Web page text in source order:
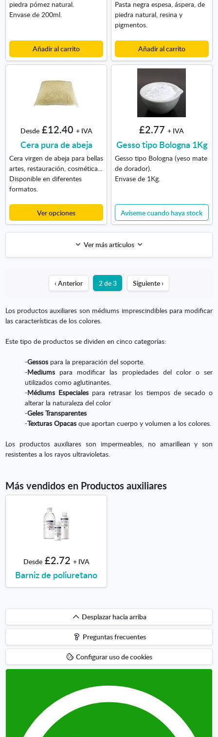
piedra pómez natural.
Envase de 200ml.
Añadir al carrito
Pasta negra espesa, áspera, de
piedra natural, resina y
pigmentos.
Añadir al carrito
Desde £12.40 + IVA
Cera pura de abeja
Cera virgen de abeja para bellas
artes, restauración, cosmética...
Disponible en diferentes
formatos.
Ver opciones
£2.77 + IVA
Gesso tipo Bologna 1Kg
Gesso tipo Bologna (yeso mate
de dorador).
Envase de 1Kg.
Avíseme cuando haya stock
Ver más artículos
‹ Anterior 2 de 3 Siguiente ›
Los productos auxiliares son médiums imprescindibles para modificar
las características de los colores.
Este tipo de productos se dividen en cinco categorías:
-Gessospara la preparación del soporte.
-Mediumspara modificar las propiedades del color o ser
utilizados como aglutinantes.
-Médiums Especiales para retrasar los tiempos de secado o
alterar la naturaleza del color
-Geles Transparentes
-Texturas Opacasque aportan cuerpo y volumen a los colores.
Los productos auxiliares son impermeables, no amarillean y son
resistentes a los rayos ultravioletas.
Más vendidos en Productos auxiliares
Desde £2.72 + IVA
Barniz de poliuretano
Desplazar
hacia
arriba
Desplazar hacia arriba
Preguntas frecuentes
Configurar uso de cookies